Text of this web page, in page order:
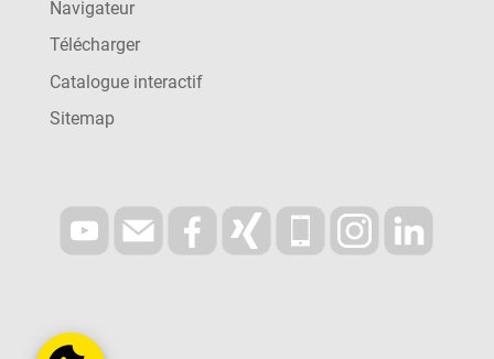
Navigateur
Télécharger
Catalogue interactif
Sitemap